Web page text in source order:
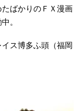
ばかりのＦＸ漫画
。
ス博多ふ頭（福岡